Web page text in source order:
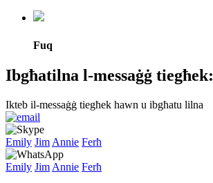
Fuq
Ibgħatilna l-messaġġ tiegħek:
Ikteb il-messaġġ tiegħek hawn u ibgħatu lilna
Emily Jim Annie Ferħ
Emily Jim Annie Ferħ